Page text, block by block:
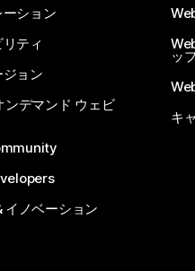
ション
ティ
ョン
ンデマンド ウェビ
イノベーション
ッ
キ